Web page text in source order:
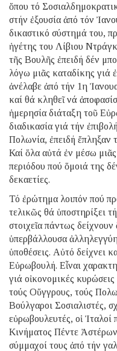
ὅπου τό
στήν ἐξουσία ἀπό τόν
δικαστικό σύστημά του,
ἡγέτης του Λίβιου
τῆς Βουλῆς ἐπειδή δέν
λόγω μιᾶς καταδίκης γιά
ἀνέλαβε ἀπό τήν 1η
καί θά κληθεῖ νά
ἡμερησία διάταξη τοῦ
διαδικασία γιά τήν
Πολωνία, ἐπειδή ἔπληξαν
Καί ὅλα αὐτά ἐν μέσω
περιόδου πού ὅμοιά της
δεκαετίες.
Τό ἐρώτημα λοιπόν πού
τελικῶς θά ὑποστηρίξει
στοιχεῖα πάντως
ὑπερβάλλουσα ἀλληλεγγύη
ὑποθέσεις. Αὐτό δείχνει
Εὐρωβουλή. Εἶναι
γιά οἰκονομικές
τούς Οὕγγρους, τούς
Βούλγαροι Σοσιαλιστές,
εὐρωβουλευτές, οἱ
Κινήματος Πέντε
σύμμαχοί τους ἀπό τήν